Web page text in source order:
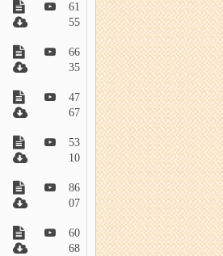
61
55
66
35
47
67
53
10
86
07
60
68